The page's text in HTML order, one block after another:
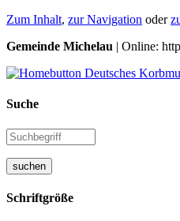
Zum Inhalt, zur Navigation oder
Gemeinde Michelau | Online:
Suche
suchen
Schriftgröße